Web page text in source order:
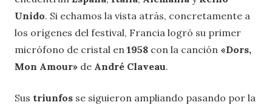
Unido. Si echamos la vista atrás, concretamente a
los orígenes del festival, Francia logró su primer
micrófono de cristal en 1958 con la canción «Dors,
Mon Amour» de André Claveau.
Sus triunfos se siguieron ampliando pasando por la